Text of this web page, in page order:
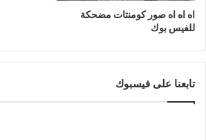
اه اه اه صور كومنتات مضحكة
للفيس بوك
تابعنا على فيسبوك